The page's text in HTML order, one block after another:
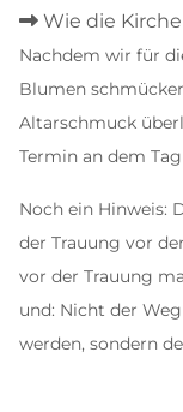
 Wie die
Nachdem wir für
Blumen
Altarschmuck
Termin an dem
Noch ein Hinweis:
der Trauung vor
vor der Trauung
und: Nicht der
werden, sondern